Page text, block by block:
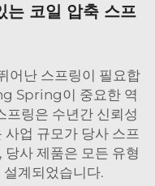
는 코일 압축 스프
어난 스프링이 필요합
Spring이 중요한 역
프링은 수년간 신뢰성
업 규모가 당사 스프
사 제품은 모든 유형
계되었습니다.